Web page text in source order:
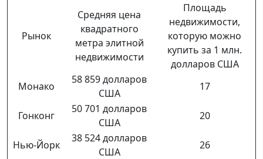
Рынок
Средняя цена
квадратного
метра элитной
недвижимости
Площадь
недвижимости,
которую можно
купить за 1 млн.
долларов США
Монако
58 859 долларов
США
17
Гонконг
50 701 долларов
США
20
Нью-Йорк
38 524 долларов
США
26